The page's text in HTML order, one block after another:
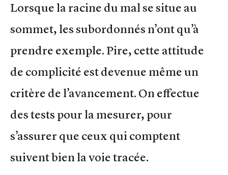
Lorsque la racine du mal se situe au
sommet, les subordonnés n’ont qu’à
prendre exemple. Pire, cette attitude
de complicité est devenue même un
critère de l’avancement. On effectue
des tests pour la mesurer, pour
s’assurer que ceux qui comptent
suivent bien la voie tracée.